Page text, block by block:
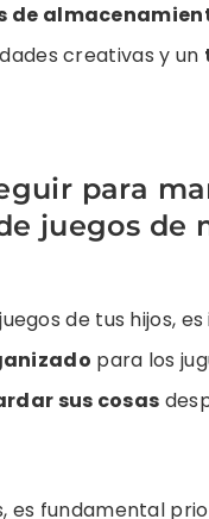
de
creativas y un
para
juegos de
de tus hijos,
para los
sus cosas
es fundamental